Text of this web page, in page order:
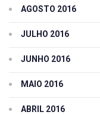
AGOSTO 2016
JULHO 2016
JUNHO 2016
MAIO 2016
ABRIL 2016